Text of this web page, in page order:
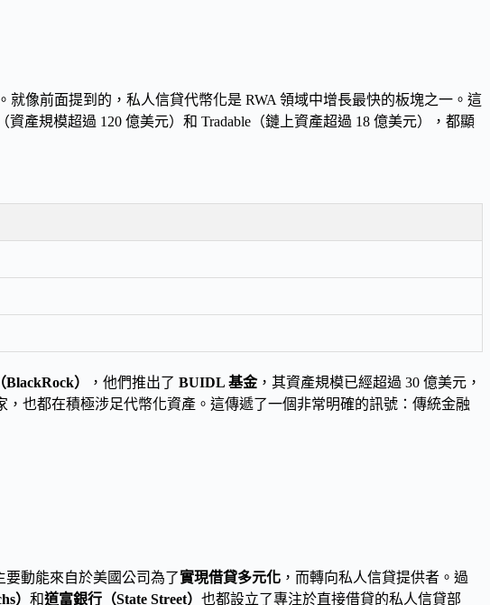
像前面提到的，私人信貸代幣化是 RWA 領域中增長最快的板塊之一。這
產規模超過 120 億美元）和 Tradable（鏈上資產超過 18 億美元），都顯
BlackRock） ，他們推出了 BUIDL 基金，其資產規模已經超過 30 億美元，
，也都在積極涉足代幣化資產。這傳遞了一個非常明確的訊號：傳統金融
動能來自於美國公司為了實現借貸多元化 ，而轉向私人信貸提供者。過
） 和道富銀行（State Street） 也都設立了專注於直接借貸的私人信貸部